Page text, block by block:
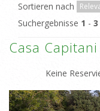
Sortieren nach
Suchergebnisse 1 - 3
Casa Capitani
Keine